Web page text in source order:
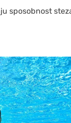
sposobnost